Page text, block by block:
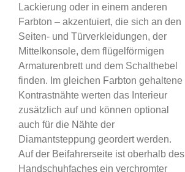
Lackierung oder in einem anderen
Farbton – akzentuiert, die sich an den
Seiten- und Türverkleidungen, der
Mittelkonsole, dem flügelförmigen
Armaturenbrett und dem Schalthebel
finden. Im gleichen Farbton gehaltene
Kontrastnähte werten das Interieur
zusätzlich auf und können optional
auch für die Nähte der
Diamantsteppung geordert werden.
Auf der Beifahrerseite ist oberhalb des
Handschuhfaches ein verchromter